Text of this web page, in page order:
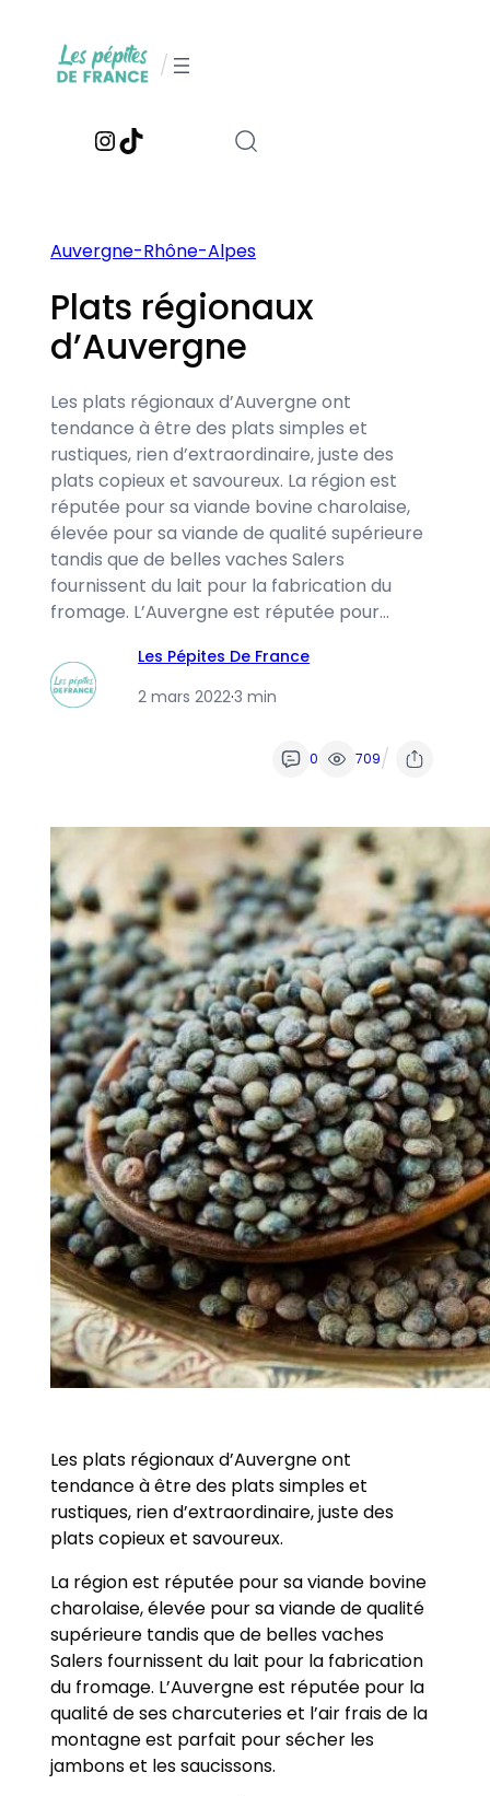
contenu
/
Instagram
TikTok
Auvergne-Rhône-Alpes
Plats régionaux
d’Auvergne
Les plats régionaux d’Auvergne ont
tendance à être des plats simples et
rustiques, rien d’extraordinaire, juste des
plats copieux et savoureux. La région est
réputée pour sa viande bovine charolaise,
élevée pour sa viande de qualité supérieure
tandis que de belles vaches Salers
fournissent du lait pour la fabrication du
fromage. L’Auvergne est réputée pour…
Les Pépites De France
2 mars 2022·3 min
0 709/
Les plats régionaux d’Auvergne ont
tendance à être des plats simples et
rustiques, rien d’extraordinaire, juste des
plats copieux et savoureux.
La région est réputée pour sa viande bovine
charolaise, élevée pour sa viande de qualité
supérieure tandis que de belles vaches
Salers fournissent du lait pour la fabrication
du fromage. L’Auvergne est réputée pour la
qualité de ses charcuteries et l’air frais de la
montagne est parfait pour sécher les
jambons et les saucissons.